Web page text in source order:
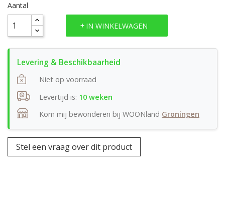
Aantal
IN WINKELWAGEN
Niet op voorraad
Levertijd is: 10 weken
Kom mij bewonderen bij WOONland Groningen
Stel een vraag over dit product